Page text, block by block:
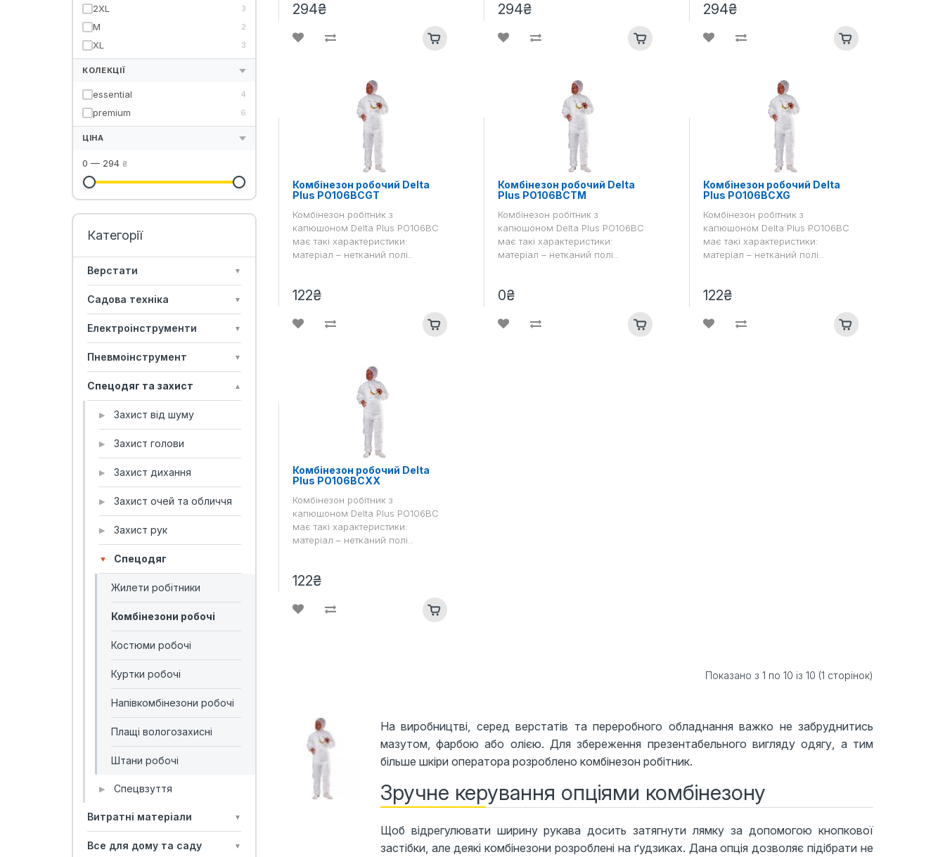
2XL 3
M 2
XL 3
КОЛЕКЦІЇ
essential 4
premium 6
ЦІНА
0 — 294 ₴
Верстати ▼
Садова техніка ▼
Електроінструменти ▼
Пневмоінструмент ▼
Спецодяг та захист ▲
▶ Захист від шуму
▶ Захист голови
▶ Захист дихання
▶ Захист очей та обличчя
▶ Захист рук
▼ Спецодяг
Жилети робітники
Комбінезони робочі
Костюми робочі
Куртки робочі
Напівкомбінезони робочі
Плащі вологозахисні
Штани робочі
▶ Спецвзуття
Витратні матеріали ▼
Все для дому та саду ▼
294₴ 294₴ 294₴
Комбінезон робочий Delta
Plus PO106BCGT
Комбінезон робітник з
капюшоном Delta Plus PO106BC
має такі характеристики:
матеріал – нетканий полі..
122₴
Комбінезон робочий Delta
Plus PO106BCTM
Комбінезон робітник з
капюшоном Delta Plus PO106BC
має такі характеристики:
матеріал – нетканий полі..
0₴
Комбінезон робочий Delta
Plus PO106BCXG
Комбінезон робітник з
капюшоном Delta Plus PO106BC
має такі характеристики:
матеріал – нетканий полі..
122₴
Комбінезон робочий Delta
Plus PO106BCXX
Комбінезон робітник з
капюшоном Delta Plus PO106BC
має такі характеристики:
матеріал – нетканий полі..
122₴
Показано з 1 по 10 із 10 (1 сторінок)
На виробництві, серед верстатів та переробного обладнання важко не забруднитись
мазутом, фарбою або олією. Для збереження презентабельного вигляду одягу, а тим
більше шкіри оператора розроблено комбінезон робітник.
Зручне керування опціями комбінезону
Щоб відрегулювати ширину рукава досить затягнути лямку за допомогою кнопкової
застібки, але деякі комбінезони розроблені на ґудзиках. Дана опція дозволяє підібрати не